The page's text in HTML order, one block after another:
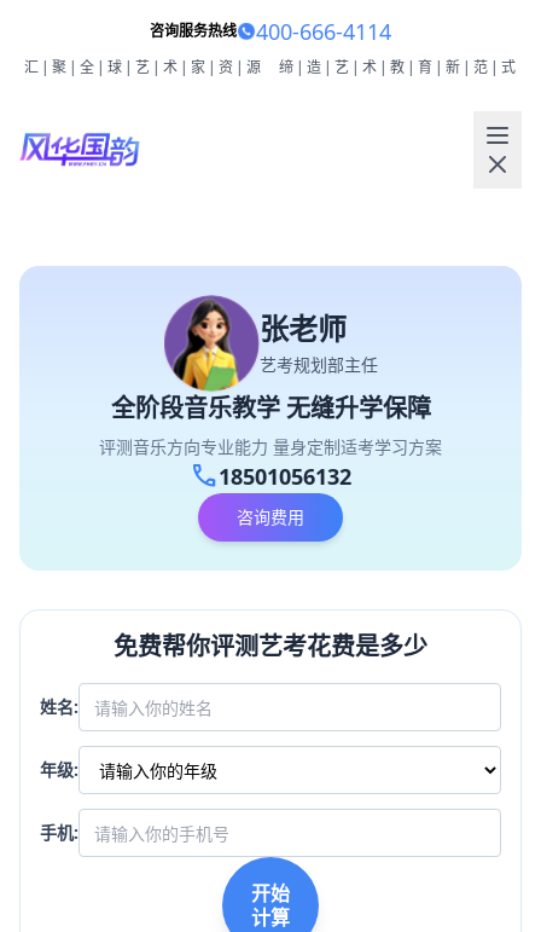
咨询服务热线 400-666-4114
汇|聚|全|球|艺|术|家|资|源 缔|造|艺|术|教|育|新|范|式
张老师
艺考规划部主任
全阶段音乐教学 无缝升学保障
评测音乐方向专业能力 量身定制适考学习方案
call18501056132
咨询费用
免费帮你评测艺考花费是多少
姓名:
年级:
手机:
开始
计算